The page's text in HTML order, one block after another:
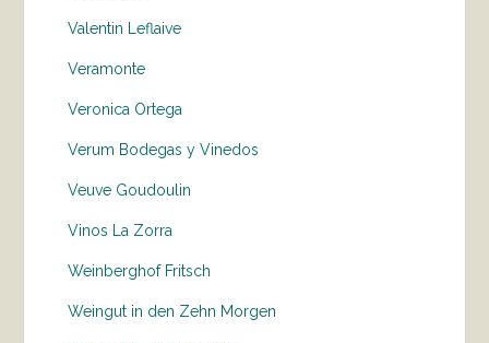
Valentin Leflaive
Veramonte
Veronica Ortega
Verum Bodegas y Vinedos
Veuve Goudoulin
Vinos La Zorra
Weinberghof Fritsch
Weingut in den Zehn Morgen